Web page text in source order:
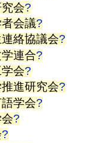
会?
会議?
絡協議会?
連合?
会?
進研究会?
学会?
?
?